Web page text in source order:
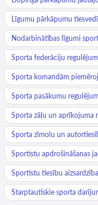
Līgumu pārkāpumu
Nodarbinātības līgumi
Sporta federāciju
Sporta komandām
Sporta pasākumu
Sporta zāļu un aprīkojuma
Sporta zīmolu un
Sportistu apdrošināšanas
Sportistu tiesību aizsardzība
Starptautiskie sporta